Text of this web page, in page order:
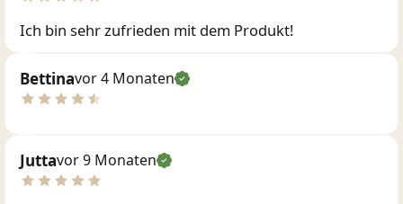
Ich bin sehr zufrieden mit dem Produkt!
Bettinavor 4 Monaten
Juttavor 9 Monaten